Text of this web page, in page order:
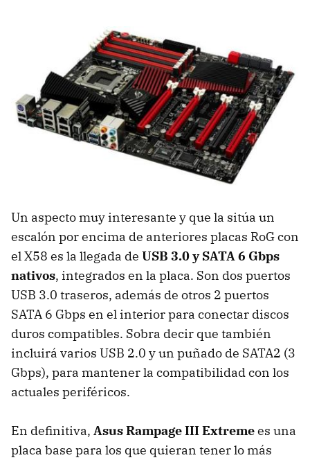
Un aspecto muy interesante y que la sitúa un
escalón por encima de anteriores placas RoG con
el X58 es la llegada de USB 3.0 ySATA6 Gbps
nativos, integrados en la placa. Son dos puertos
USB 3.0 traseros, además de otros 2 puertos
SATA 6 Gbps en el interior para conectar discos
duros compatibles. Sobra decir que también
incluirá varios USB 2.0 y un puñado de SATA2 (3
Gbps), para mantener la compatibilidad con los
actuales periféricos.
En definitiva, Asus RampageIIIExtremees una
placa base para los que quieran tener lo más